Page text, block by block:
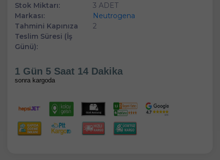
Stok Miktarı:
3 ADET
Markası:
Neutrogena
Tahmini Kapınıza
Teslim Süresi (İş
Günü):
2
1 Gün 5 Saat 14 Dakika
sonra kargoda